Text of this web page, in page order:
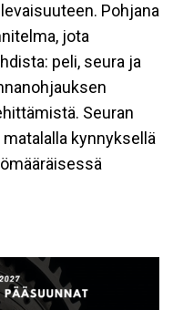
Pohjana
jota
peli, seura ja
Seuran
kynnyksellä